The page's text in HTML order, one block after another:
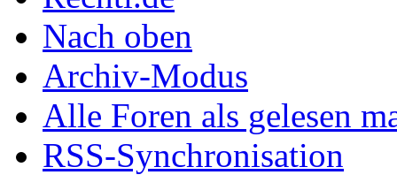
Nach oben
Archiv-Modus
Alle Foren als gelesen
RSS-Synchronisation